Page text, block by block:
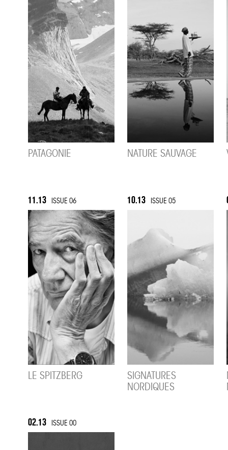
PATAGONIE NATURE SAUVAGE
11.13 ISSUE 06
LE SPITZBERG
10.13 ISSUE 05
SIGNATURES
NORDIQUES
02.13 ISSUE 00